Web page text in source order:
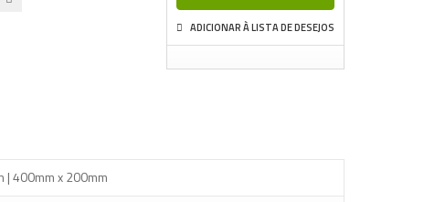
ADICIONAR À LISTA DE DESEJOS
| 400mm x 200mm